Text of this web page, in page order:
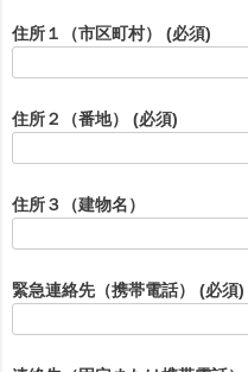
住所１（市区町村） (必須)
住所２（番地） (必須)
住所３（建物名）
緊急連絡先（携帯電話） (必須)